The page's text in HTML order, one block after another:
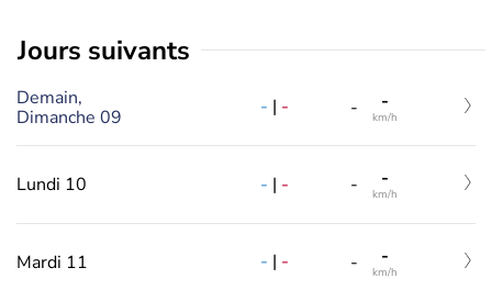
jours suivants
Demain,
Dimanche 09
- | - - -
km/h
Lundi 10 - | - - -
km/h
Mardi 11 - | - - -
km/h